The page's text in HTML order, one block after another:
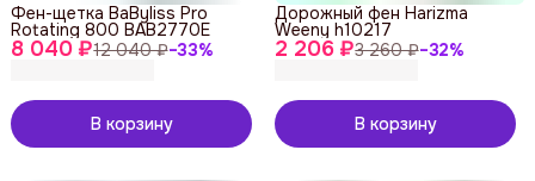
8 040 ₽12 040 ₽−33%
Фен-щетка BaByliss Pro
Rotating 800 BAB2770E
В корзину
2 206 ₽3 260 ₽−32%
Дорожный фен Harizma
Weeny h10217
В корзину